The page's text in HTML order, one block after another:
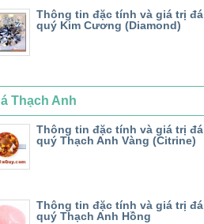
Thông tin đặc tính và giá trị đá
quý Kim Cương (Diamond)
Thạch Anh
Thông tin đặc tính và giá trị đá
quý Thạch Anh Vàng (Citrine)
Thông tin đặc tính và giá trị đá
quý Thạch Anh Hồng